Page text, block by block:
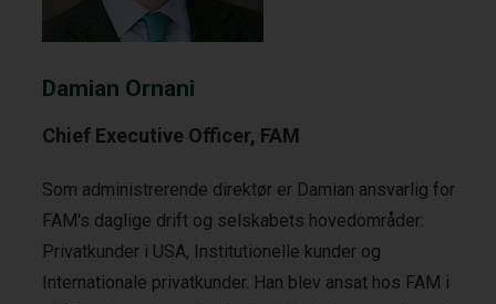
Damian Ornani
Chief Executive Officer, FAM
Som administrerende direktør er Damian ansvarlig for
FAM's daglige drift og selskabets hovedområder:
Privatkunder i USA, Institutionelle kunder og
Internationale privatkunder. Han blev ansat hos FAM i